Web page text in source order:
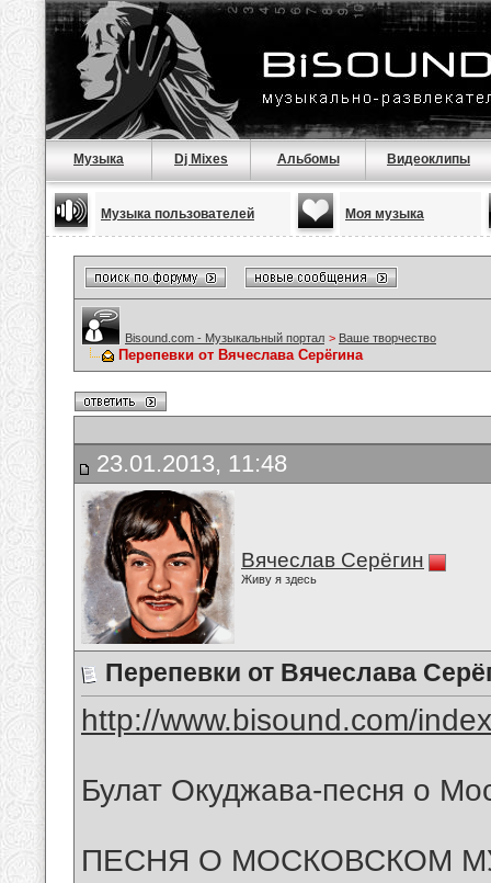
Музыка Dj Mixes Альбомы Видеоклипы
Музыка пользователей Моя музыка
Bisound.com - Музыкальный портал > Ваше творчество
Перепевки от Вячеслава Серёгина
23.01.2013, 11:48
Вячеслав Серёгин
Живу я здесь
Перепевки от Вячеслава
http://www.bisound.com/
Булат Окуджава-песня о
ПЕСНЯ О МОСКОВСКОМ